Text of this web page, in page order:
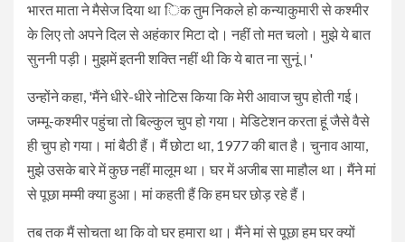
भारत माता ने मैसेज दिया था िक तुम निकले हो कन्याकुमारी से कश्मीर
के लिए तो अपने दिल से अहंकार मिटा दो। नहीं तो मत चलो। मुझे ये बात
सुननी पड़ी। मुझमें इतनी शक्ति नहीं थी कि ये बात ना सुनूं।'
उन्होंने कहा, 'मैंने धीरे-धीरे नोटिस किया कि मेरी आवाज चुप होती गई।
जम्मू-कश्मीर पहुंचा तो बिल्कुल चुप हो गया। मेडिटेशन करता हूं जैसे वैसे
ही चुप हो गया। मां बैठी हैं। मैं छोटा था, 1977 की बात है। चुनाव आया,
मुझे उसके बारे में कुछ नहीं मालूम था। घर में अजीब सा माहौल था। मैंने मां
से पूछा मम्मी क्या हुआ। मां कहती हैं कि हम घर छोड़ रहे हैं।
तब तक मैं सोचता था कि वो घर हमारा था। मैंने मां से पूछा हम घर क्यों